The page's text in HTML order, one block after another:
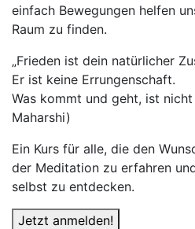
einfach Bewegungen helfen
Raum zu finden.
„Frieden ist dein natürlicher
Er ist keine Errungenschaft.
Was kommt und geht, ist nicht
Maharshi)
Ein Kurs für alle, die den
der Meditation zu erfahren
selbst zu entdecken.
Jetzt anmelden!